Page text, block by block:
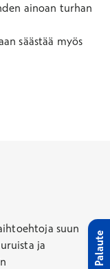
ainoan turhan
säästää myös
suun
ja
Palaute